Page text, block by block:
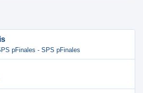
pFinales - SPS pFinales